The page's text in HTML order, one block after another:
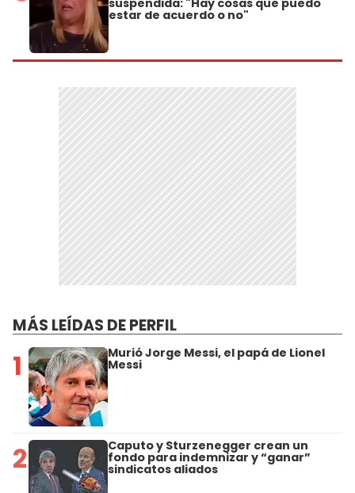
suspendida: "Hay cosas que puedo
estar de acuerdo o no"
MÁS LEÍDAS DE PERFIL
1 Murió Jorge Messi, el papá de Lionel
Messi
2 Caputo y Sturzenegger crean un
fondo para indemnizar y “ganar”
sindicatos aliados